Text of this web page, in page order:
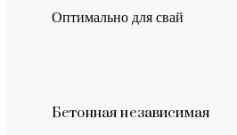
Оптимально для свай
Бетонная независимая